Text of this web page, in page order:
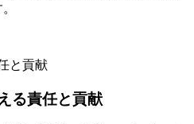
る責任と貢献